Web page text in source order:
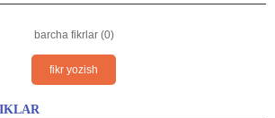
barcha fikrlar (0)
fikr yozish